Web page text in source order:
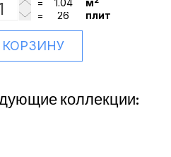
= м
= плит
КОРЗИНУ
коллекции: